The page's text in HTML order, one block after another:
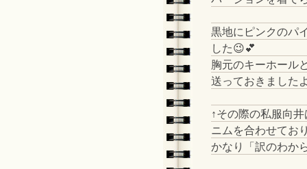
黒地にピンクのパ
した😉💕
胸元のキーホール
送っておきました
↑その際の私服向
ニムを合わせてお
かなり「訳のわか